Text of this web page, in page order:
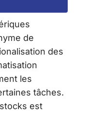
de
des
les
tâches.
est